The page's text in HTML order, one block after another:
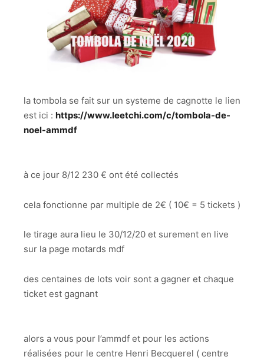
la tombola se fait sur un systeme de cagnotte le lien
est ici : https://www.leetchi.com/c/tombola-de-
noel-ammdf
à ce jour 8/12 230 € ont été collectés
cela fonctionne par multiple de 2€ ( 10€ = 5 tickets )
le tirage aura lieu le 30/12/20 et surement en live
sur la page motards mdf
des centaines de lots voir sont a gagner et chaque
ticket est gagnant
alors a vous pour l’ammdf et pour les actions
réalisées pour le centre Henri Becquerel ( centre